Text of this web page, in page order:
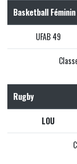
Basketball Féminin
UFAB 49
Rugby
LOU